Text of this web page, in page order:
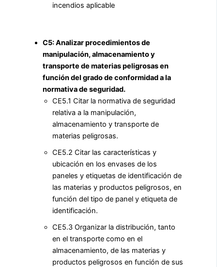
incendios aplicable
C5: Analizar procedimientos de
manipulación, almacenamiento y
transporte de materias peligrosas en
función del grado de conformidad a la
normativa de seguridad.
CE5.1 Citar la normativa de seguridad
relativa a la manipulación,
almacenamiento y transporte de
materias peligrosas.
CE5.2 Citar las características y
ubicación en los envases de los
paneles y etiquetas de identificación de
las materias y productos peligrosos, en
función del tipo de panel y etiqueta de
identificación.
CE5.3 Organizar la distribución, tanto
en el transporte como en el
almacenamiento, de las materias y
productos peligrosos en función de sus